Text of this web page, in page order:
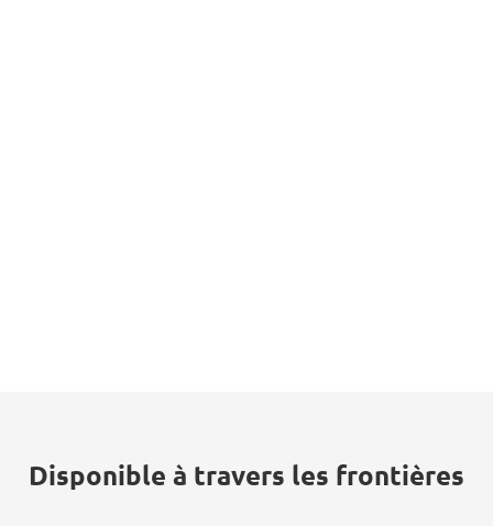
Disponible à travers les frontières